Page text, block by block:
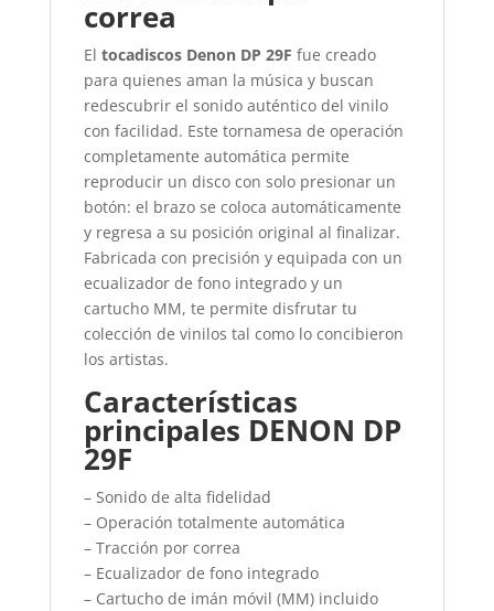
correa
El tocadiscos Denon DP 29F fue creado
para quienes aman la música y buscan
redescubrir el sonido auténtico del vinilo
con facilidad. Este tornamesa de operación
completamente automática permite
reproducir un disco con solo presionar un
botón: el brazo se coloca automáticamente
y regresa a su posición original al finalizar.
Fabricada con precisión y equipada con un
ecualizador de fono integrado y un
cartucho MM, te permite disfrutar tu
colección de vinilos tal como lo concibieron
los artistas.
Características
principales DENON DP
29F
– Sonido de alta fidelidad
– Operación totalmente automática
– Tracción por correa
– Ecualizador de fono integrado
– Cartucho de imán móvil (MM) incluido